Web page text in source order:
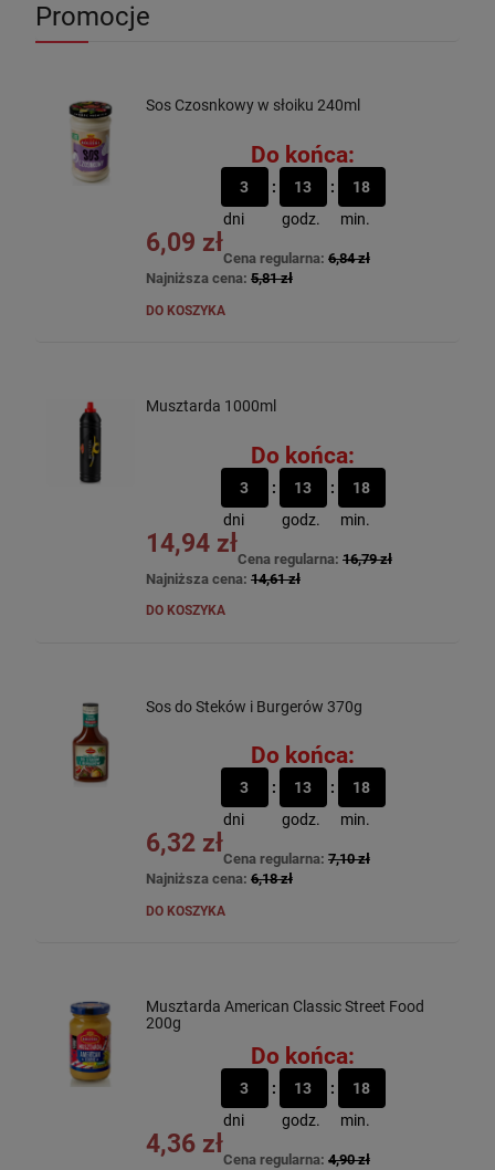
Promocje
Sos Czosnkowy w słoiku 240ml
Do końca:
3
dni
13
godz.
18
min.
6,09 zł
Cena regularna: 6,84 zł
Najniższa cena: 5,81 zł
DO KOSZYKA
Musztarda 1000ml
Do końca:
3
dni
13
godz.
18
min.
14,94 zł
Cena regularna: 16,79 zł
Najniższa cena: 14,61 zł
DO KOSZYKA
Sos do Steków i Burgerów 370g
Do końca:
3
dni
13
godz.
18
min.
6,32 zł
Cena regularna: 7,10 zł
Najniższa cena: 6,18 zł
DO KOSZYKA
Musztarda American Classic Street Food
200g
Do końca:
3
dni
13
godz.
18
min.
4,36 zł
Cena regularna: 4,90 zł